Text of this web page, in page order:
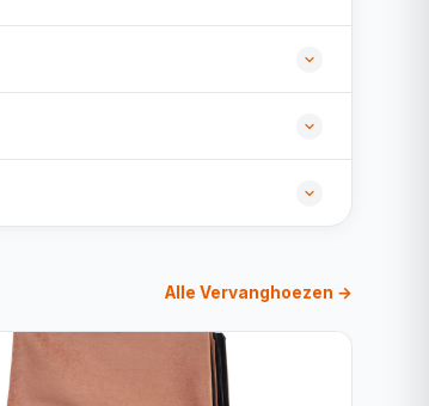
Alle Vervanghoezen →